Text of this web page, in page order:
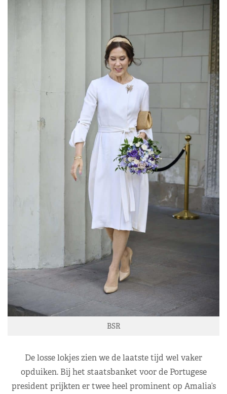
BSR
De losse lokjes zien we de laatste tijd wel vaker
opduiken. Bij het staatsbanket voor de Portugese
president prijkten er twee heel prominent op Amalia’s